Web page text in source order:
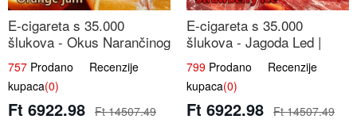
E-cigareta s 35.000
šlukova - Okus Narančinog
Džema | Dugotrajno
Iskustvo
757 Prodano Recenzije
kupaca(0)
Ft 6922.98 Ft 14507.49
E-cigareta s 35.000
šlukova - Jagoda Led |
Ohladivši i Osježavajući
Okus
799 Prodano Recenzije
kupaca(0)
Ft 6922.98 Ft 14507.49